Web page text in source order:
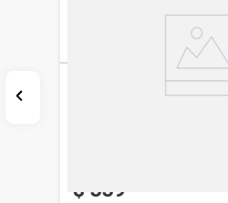
$ 339